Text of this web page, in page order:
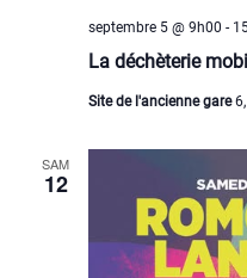
La déchèterie
septembre 5 @ 9h00 -
Site de l'ancienne gare
SAM
12